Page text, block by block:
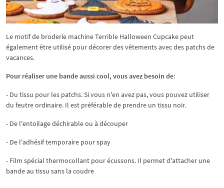
Le motif de broderie machine Terrible Halloween Cupcake peut
également être utilisé pour décorer des vêtements avec des patchs de
vacances.
Pour réaliser une bande aussi cool, vous avez besoin de:
- Du tissu pour les patchs. Si vous n'en avez pas, vous pouvez utiliser
du feutre ordinaire. Il est préférable de prendre un tissu noir.
- De l'entoilage déchirable ou à découper
- De l'adhésif temporaire pour spay
- Film spécial thermocollant pour écussons. Il permet d'attacher une
bande au tissu sans la coudre